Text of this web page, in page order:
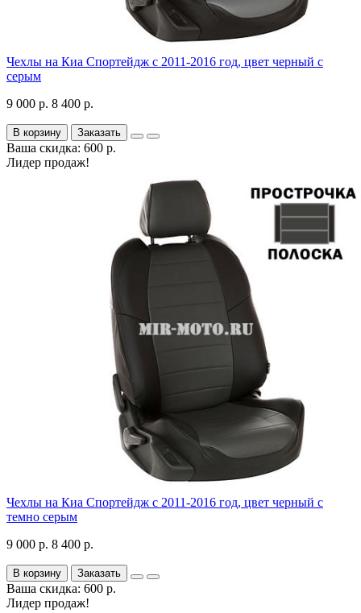
Чехлы на Киа Спортейдж с 2011-2016 год, цвет черный с
серым
9 000 р. 8 400 р.
В корзину Заказать
Ваша скидка: 600 р.
Лидер продаж!
Чехлы на Киа Спортейдж с 2011-2016 год, цвет черный с
темно серым
9 000 р. 8 400 р.
В корзину Заказать
Ваша скидка: 600 р.
Лидер продаж!